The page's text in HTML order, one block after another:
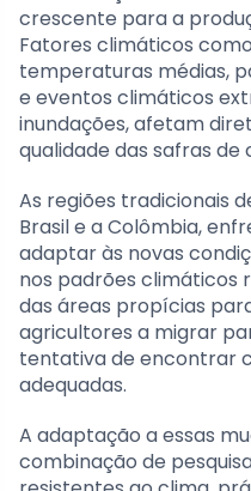
crescente para a
Fatores climáticos
temperaturas médias,
e eventos climáticos
inundações, afetam
qualidade das safras de
As regiões tradicionais
Brasil e a Colômbia,
adaptar às novas
nos padrões climáticos
das áreas propícias
agricultores a migrar
tentativa de encontrar
adequadas.
A adaptação a essas
combinação de